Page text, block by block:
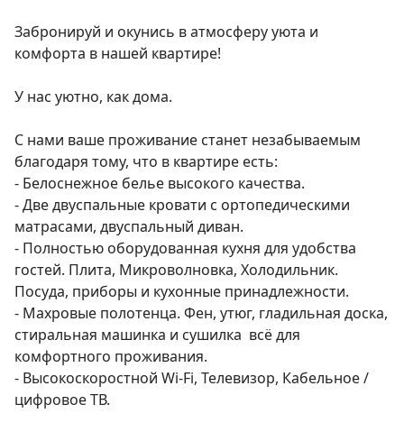
Забронируй и окунись в атмосферу уюта и
комфорта в нашей квартире!
У нас уютно, как дома.
С нами ваше проживание станет незабываемым
благодаря тому, что в квартире есть:
- Белоснежное белье высокого качества.
- Две двуспальные кровати с ортопедическими
матрасами, двуспальный диван.
- Полностью оборудованная кухня для удобства
гостей. Плита, Микроволновка, Холодильник.
Посуда, приборы и кухонные принадлежности.
- Махровые полотенца. Фен, утюг, гладильная доска,
стиральная машинка и сушилка  всё для
комфортного проживания.
- Высокоскоростной Wi-Fi, Телевизор, Кабельное /
цифровое ТВ.